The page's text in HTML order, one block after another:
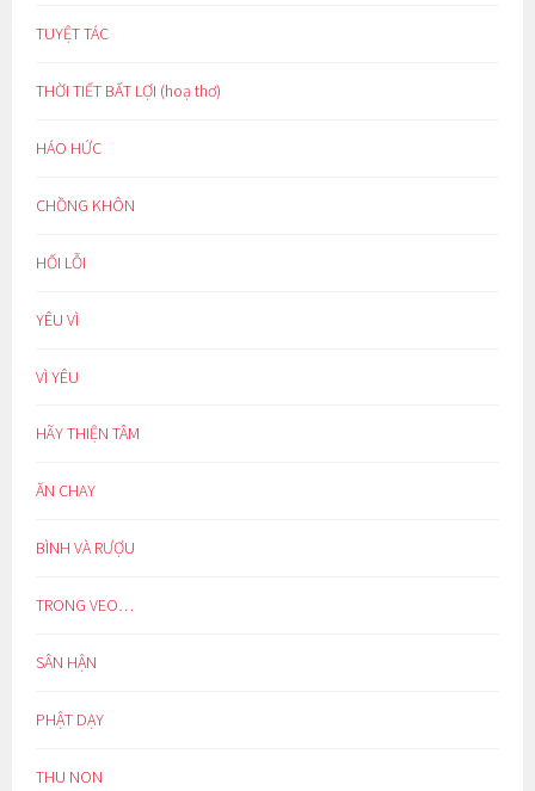
TUYỆT TÁC
THỜI TIẾT BẤT LỢI (hoạ thơ)
HÁO HỨC
CHỒNG KHÔN
HỐI LỖI
YÊU VÌ
VÌ YÊU
HÃY THIỆN TÂM
ĂN CHAY
BÌNH VÀ RƯỢU
TRONG VEO…
SÂN HẬN
PHẬT DẠY
THU NON